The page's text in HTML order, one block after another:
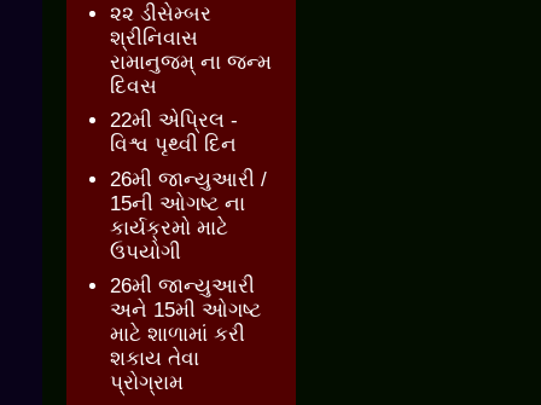
૨૨ ડીસેમ્બર
શ્રીનિવાસ
રામાનુજમ્ ના જન્મ
દિવસ
22મી એપ્રિલ -
વિશ્વ પૃથ્વી દિન
26મી જાન્યુઆરી /
15ની ઓગષ્ટ ના
કાર્યક્રમો માટે
ઉપયોગી
26મી જાન્યુઆરી
અને 15મી ઓગષ્ટ
માટે શાળામાં કરી
શકાય તેવા
પ્રોગ્રામ